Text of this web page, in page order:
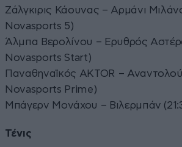
Ζάλγκιρις Κάουνας – Αρμάνι
Novasports 5)
Άλμπα Βερολίνου – Ερυθρός
Novasports Start)
Παναθηναϊκός AKTOR –
Novasports Prime)
Μπάγερν Μονάχου – Βιλερμπάν
Τένις